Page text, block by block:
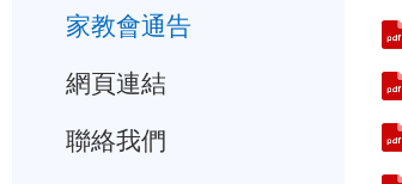
家教會通告
網頁連結
聯絡我們